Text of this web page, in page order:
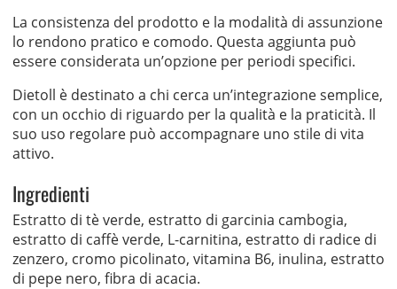
La consistenza del prodotto e la modalità di assunzione
lo rendono pratico e comodo. Questa aggiunta può
essere considerata un’opzione per periodi specifici.
Dietoll è destinato a chi cerca un’integrazione semplice,
con un occhio di riguardo per la qualità e la praticità. Il
suo uso regolare può accompagnare uno stile di vita
attivo.
Ingredienti
Estratto di tè verde, estratto di garcinia cambogia,
estratto di caffè verde, L-carnitina, estratto di radice di
zenzero, cromo picolinato, vitamina B6, inulina, estratto
di pepe nero, fibra di acacia.